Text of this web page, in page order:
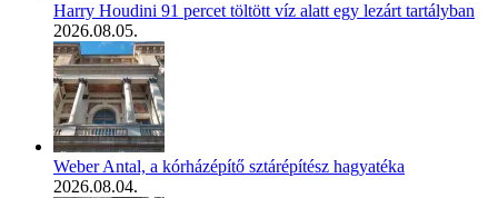
Harry Houdini 91 percet töltött víz alatt egy lezárt tartályban
2026.08.05.
Weber Antal, a kórházépítő sztárépítész hagyatéka
2026.08.04.